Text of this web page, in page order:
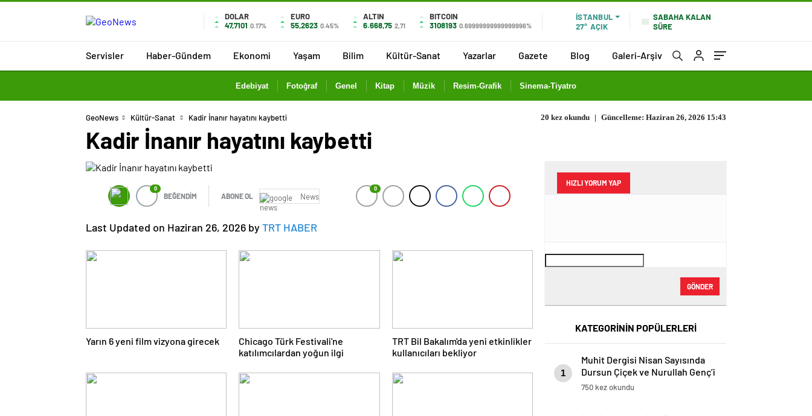
DOLAR
47,7101 0.17%
EURO
55,2623 0.45%
ALTIN
6.668,75 2,71
BITCOIN
3108193 0.69999999999999996%
İSTANBUL
27° AÇIK
SABAHA KALAN
SÜRE
Servisler Haber-Gündem Ekonomi Yaşam Bilim Kültür-Sanat Yazarlar Gazete Blog Galeri-Arşiv
Edebiyat Fotoğraf Genel Kitap Müzik Resim-Grafik Sinema-Tiyatro
GeoNews Kültür-Sanat Kadir İnanır hayatını kaybetti 20 kez okundu | Güncelleme: Haziran 26, 2026 15:43
Kadir İnanır hayatını kaybetti
0
BEĞENDİM ABONE OL News
0
Last Updated on Haziran 26, 2026 by TRT HABER
Yarın 6 yeni film vizyona girecek
Chicago Türk Festivali'ne
katılımcılardan yoğun ilgi
TRT Bil Bakalım'da yeni etkinlikler
kullanıcıları bekliyor
HIZLI YORUM YAP
GÖNDER
KATEGORİNİN POPÜLERLERİ
1
Muhit Dergisi Nisan Sayısında
Dursun Çiçek ve Nurullah Gençʼi
Kapağa Taşıyor (Mayıs, 2025) –
750 kez okundu